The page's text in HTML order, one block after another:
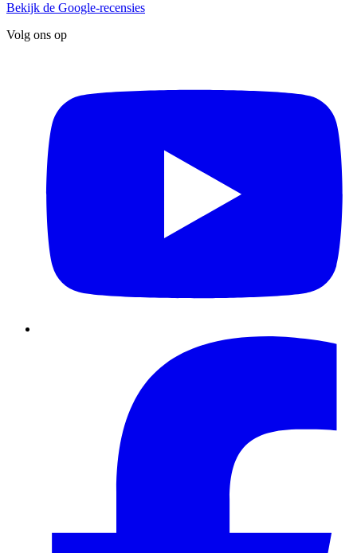
Bekijk de Google-recensies
Volg ons op